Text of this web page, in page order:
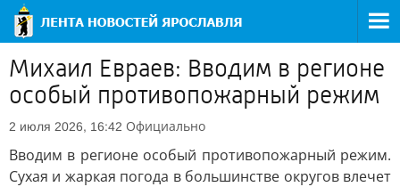
Михаил Евраев: Вводим в регионе
особый противопожарный режим
2 июля 2026, 16:42 Официально
Вводим в регионе особый противопожарный режим.
Сухая и жаркая погода в большинстве округов влечет